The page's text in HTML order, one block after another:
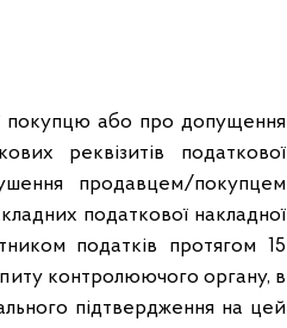
покупцю або про допущення
реквізитів податкової
продавцем/покупцем
податкової накладної
податків протягом 15
контролюючого органу, в
підтвердження на цей